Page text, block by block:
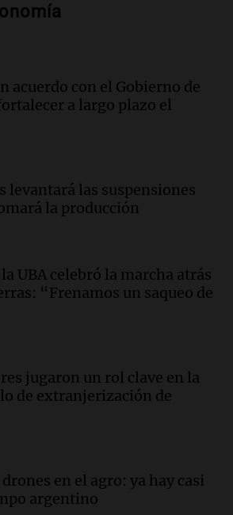
Moreno recibe la Copa
Natación de Invierno con
de 20 países
imputado por
en San Luis dejó tres
y un herido grave
de la UBA celebró la
en la Ley de Tierras:
saqueo de recursos”
estuvo en el Estudio
Seguros y adelantó su
a Cadena 3 Rosario.
por acumulación de
a 22 días
acuerdo con el Gobierno de
a largo plazo el
levantará las suspensiones
la producción
UBA celebró la marcha atrás
“Frenamos un saqueo de
jugaron un rol clave en la
de extranjerización de
en el agro: ya hay casi
argentino